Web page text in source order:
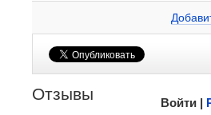
Отзывы Войти |